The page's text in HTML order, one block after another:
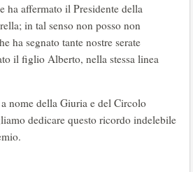
ha affermato il Presidente della
in tal senso non posso non
ha segnato tante nostre serate
il figlio Alberto, nella stessa linea
nome della Giuria e del Circolo
dedicare questo ricordo indelebile